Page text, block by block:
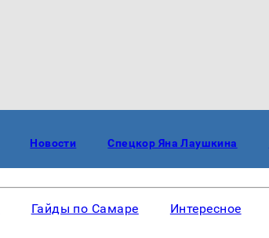
Новости Спецкор Яна Лаушкина
Гайды по Самаре Интересное